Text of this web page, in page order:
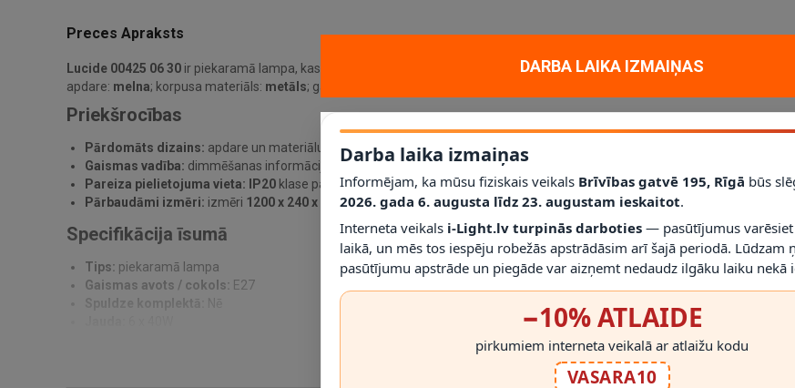
Preces Apraksts
Lucide 00425 06 30 ir piekaramā lampa, kas paredzēta praktiskam un dekoratīvam apgaismojumam mājoklī, dzīvoklī vai
apdare: melna; korpusa materiāls: metāls; gaismas avots / cokols
Priekšrocības
Pārdomāts dizains: apdare un materiālu kombinācija palīdz šim modelim iederēties mūsdienīgā interjerā.
Gaismas vadība: dimmēšanas informācija norādīta kā Jā; vienmēr izmantojiet saderīgas spuldzes un dimmerus.
Pareiza pielietojuma vieta:
IP20 klase palīdz noteikt, kur gaismekli drīkst droši izmantot.
Pārbaudāmi izmēri: izmēri 1200 x 240 x 260 mmļauj pirms montāžas novērtēt proporcijas un novietojumu.
Specifikācija īsumā
Tips: piekaramā lampa
Gaismas avots / cokols: E27
RĀDĪT VAIRĀK
DARBA LAIKA IZMAIŅAS
Darba laika izmaiņas
Informējam, ka mūsu fiziskais veikals Brīvības gatvē 195, Rīgā būs
2026. gada 6. augusta līdz 23. augustam ieskaitot.
Interneta veikals i-Light.lv turpinās darboties — pasūtījumus
laikā, un mēs tos iespēju robežās apstrādāsim arī šajā periodā. Lūdzam
pasūtījumu apstrāde un piegāde var aizņemt nedaudz ilgāku laiku nekā
−10% ATLAIDE
pirkumiem interneta veikalā ar atlaižu kodu
VASARA10